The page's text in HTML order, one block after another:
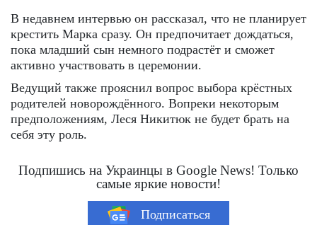
В недавнем интервью он рассказал, что не планирует
крестить Марка сразу. Он предпочитает дождаться,
пока младший сын немного подрастёт и сможет
активно участвовать в церемонии.
Ведущий также прояснил вопрос выбора крёстных
родителей новорождённого. Вопреки некоторым
предположениям, Леся Никитюк не будет брать на
себя эту роль.
Подпишись на Украинцы в Google News! Только
самые яркие новости!
Подписаться